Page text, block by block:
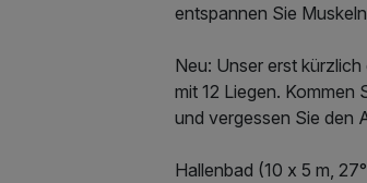
entspannen Sie
Neu: Unser erst
mit 12 Liegen. Kommen
und vergessen Sie den
Hallenbad (10 x 5 m,